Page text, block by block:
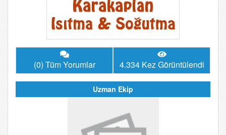
(0) Tüm Yorumlar 4.334 Kez Görüntülendi
Uzman Ekip